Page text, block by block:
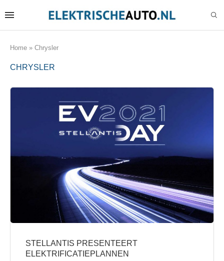
Home » Chrysler
CHRYSLER
STELLANTIS PRESENTEERT
ELEKTRIFICATIEPLANNEN